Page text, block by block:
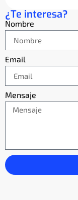
¿Te interesa?
Nombre
Email
Mensaje